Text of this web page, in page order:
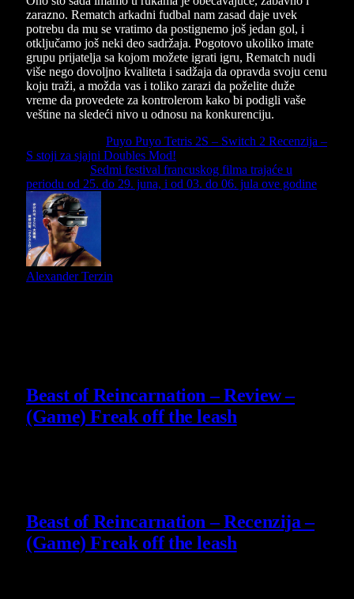
zarazno. Rematch arkadni fudbal nam zasad daje uvek
potrebu da mu se vratimo da postignemo još jedan gol, i
otključamo još neki deo sadržaja. Pogotovo ukoliko imate
grupu prijatelja sa kojom možete igrati igru, Rematch nudi
više nego dovoljno kvaliteta i sadžaja da opravda svoju cenu
koju traži, a možda vas i toliko zarazi da poželite duže
vreme da provedete za kontrolerom kako bi podigli vaše
veštine na sledeći nivo u odnosu na konkurenciju.
Puyo Puyo Tetris 2S – Switch 2 Recenzija –
S stoji za sjajni Doubles Mod!
Sedmi festival francuskog filma trajaće u
periodu od 25. do 29. juna, i od 03. do 06. jula ove godine
Alexander Terzin
Beast of Reincarnation – Review –
(Game) Freak off the leash
Beast of Reincarnation – Recenzija –
(Game) Freak off the leash